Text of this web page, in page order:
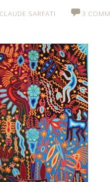
CLAUDE SARFATI 3